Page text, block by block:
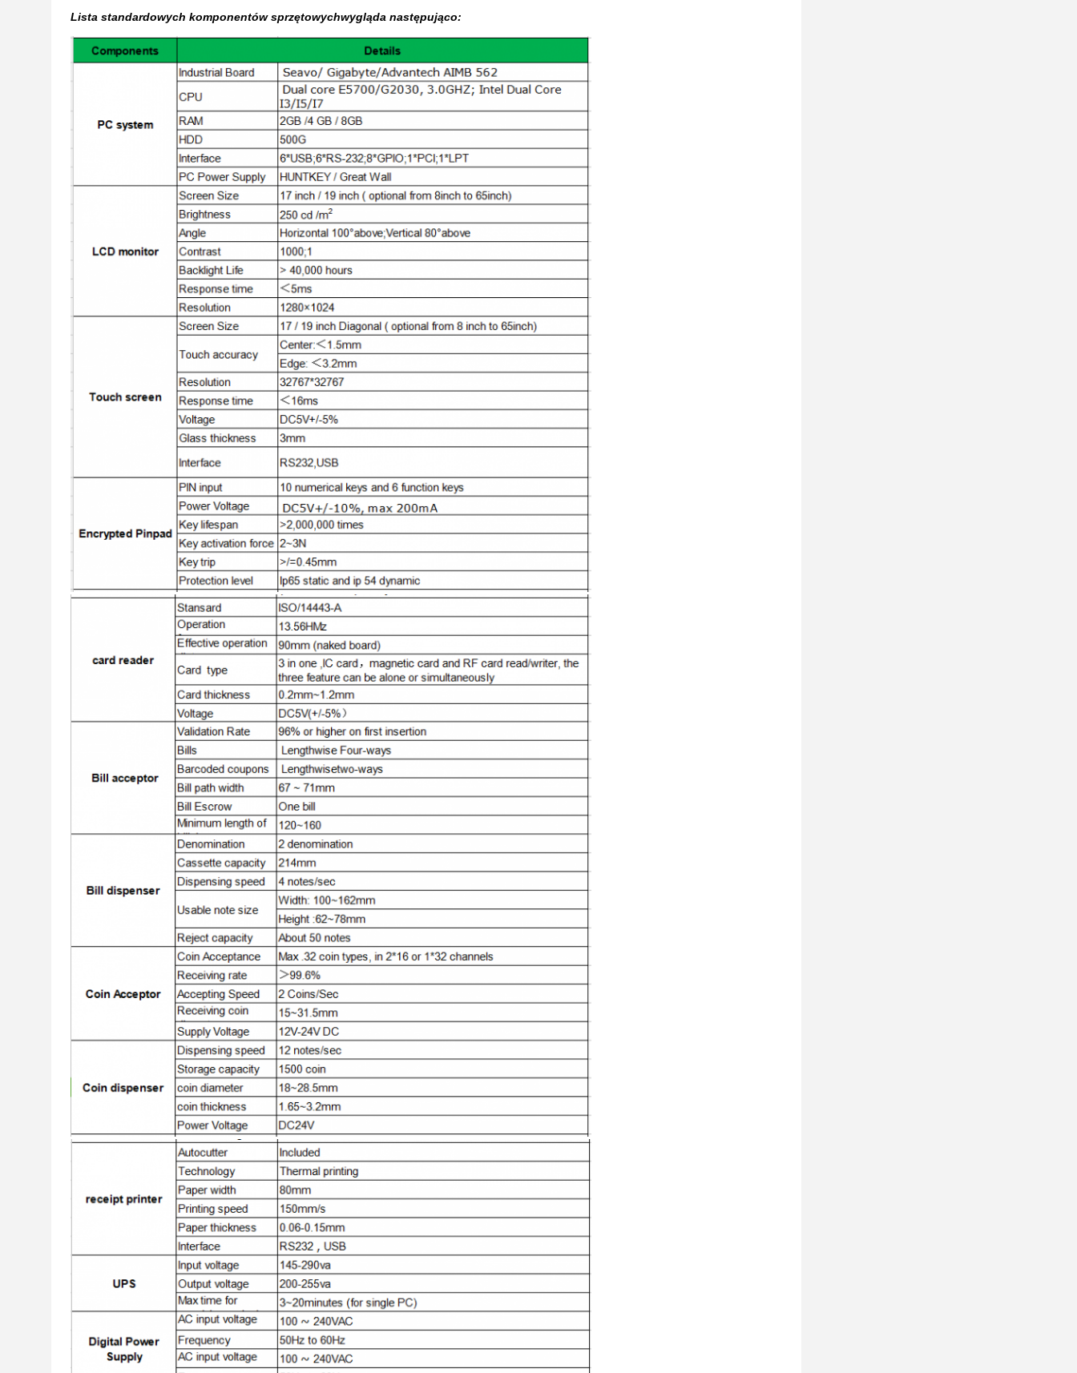
Lista standardowych komponentów sprzętowychwygląda następująco: